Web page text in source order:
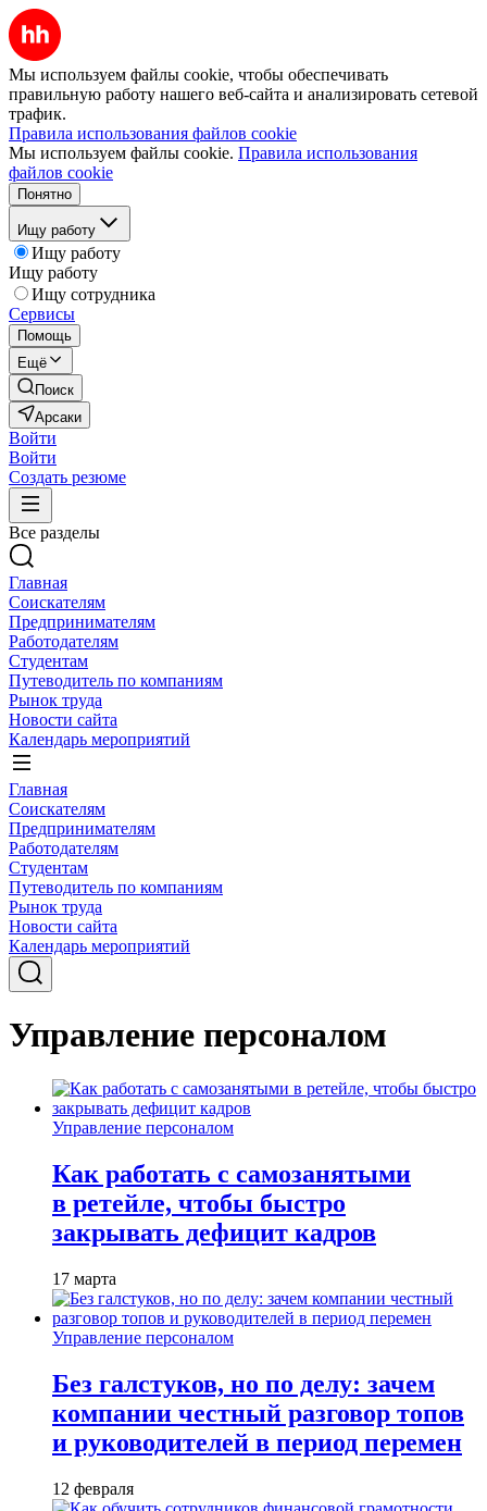
Мы используем файлы cookie, чтобы обеспечивать
правильную работу нашего веб-сайта и анализировать сетевой
трафик.
Правила использования файлов cookie
Мы используем файлы cookie. Правила использования
файлов cookie
Понятно
Ищу работу
Ищу работу
Ищу работу
Ищу сотрудника
Сервисы
Помощь
Ещё
Поиск
Арсаки
Войти
Войти
Создать резюме
Все разделы
Главная
Соискателям
Предпринимателям
Работодателям
Студентам
Путеводитель по компаниям
Рынок труда
Новости сайта
Календарь мероприятий
Главная
Соискателям
Предпринимателям
Работодателям
Студентам
Путеводитель по компаниям
Рынок труда
Новости сайта
Календарь мероприятий
Управление персоналом
Управление персоналом
Как работать с самозанятыми
в ретейле, чтобы быстро
закрывать дефицит кадров
17 марта
Управление персоналом
Без галстуков, но по делу: зачем
компании честный разговор топов
и руководителей в период перемен
12 февраля